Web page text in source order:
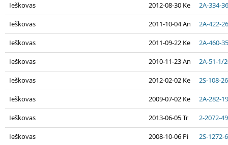
Ieškovas 2012-08-30 Ke 2A-334-
Ieškovas 2011-10-04 An 2A-422-
Ieškovas 2011-09-22 Ke 2A-460-
Ieškovas 2010-11-23 An 2A-51-1/
Ieškovas 2012-02-02 Ke 2S-108-
Ieškovas 2009-07-02 Ke 2A-282-
Ieškovas 2013-06-05 Tr 2-2072-
Ieškovas 2008-10-06 Pi 2S-1272-